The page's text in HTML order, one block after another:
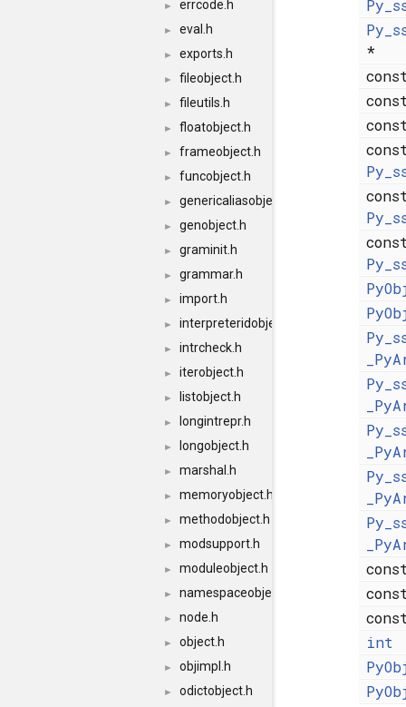
► errcode.h
► eval.h
► exports.h
► fileobject.h
► fileutils.h
► floatobject.h
► frameobject.h
► funcobject.h
► genericaliasobject.h
► genobject.h
► graminit.h
► grammar.h
► import.h
► interpreteridobject.h
► intrcheck.h
► iterobject.h
► listobject.h
► longintrepr.h
► longobject.h
► marshal.h
► memoryobject.h
► methodobject.h
► modsupport.h
► moduleobject.h
► namespaceobject.h
► node.h
► object.h
► objimpl.h
► odictobject.h
*
int